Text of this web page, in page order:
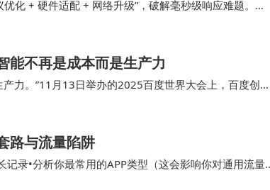
化 + 硬件适配 + 网络升级”，破解毫秒级响应难题。本
地效果，为…
能不再是成本而是生产力
力。”11月13日举办的2025百度世界大会上，百度创始
成为企业发展和个人成长的
路与流量陷阱
录•分析你最常用的APP类型（这会影响你对通用流量
样规模的套餐了。 •典型代…